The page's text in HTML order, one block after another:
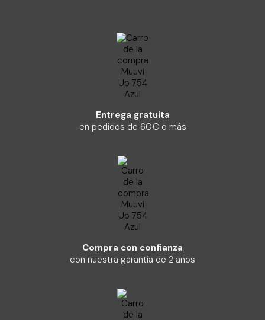
Entrega gratuita
en pedidos de 60€ o más
Compra con confianza
con nuestra garantía de 2 años